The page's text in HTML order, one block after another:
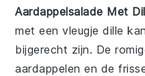
Aardappelsalade Met
met een vleugjedille
bijgerecht zijn. De
aardappelen en de